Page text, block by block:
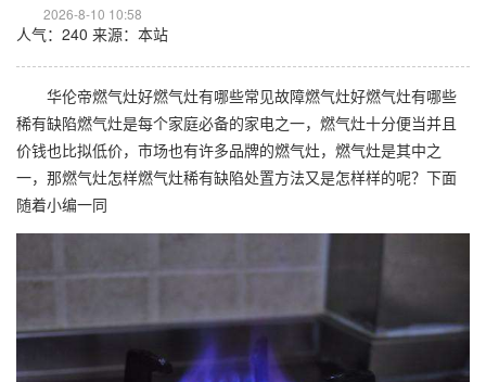
2026-8-10 10:58
人气：240 来源：本站
华伦帝燃气灶好燃气灶有哪些常见故障燃气灶好燃气灶有哪些
稀有缺陷燃气灶是每个家庭必备的家电之一，燃气灶十分便当并且
价钱也比拟低价，市场也有许多品牌的燃气灶，燃气灶是其中之
一，那燃气灶怎样燃气灶稀有缺陷处置方法又是怎样样的呢？下面
随着小编一同